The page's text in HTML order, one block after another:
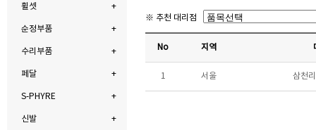
휠셋
순정부품
수리부품
페달
S-PHYRE
신발
※ 추천 대리점
No 지역
1 서울 삼천